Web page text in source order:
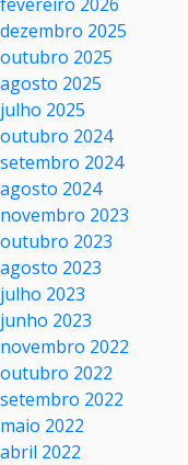
dezembro 2025
outubro 2025
agosto 2025
julho 2025
outubro 2024
setembro 2024
agosto 2024
novembro 2023
outubro 2023
agosto 2023
julho 2023
junho 2023
novembro 2022
outubro 2022
setembro 2022
maio 2022
abril 2022